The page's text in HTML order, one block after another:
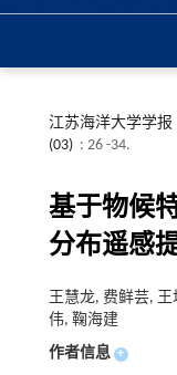
江苏海洋大学学报
(03) : 26 -34.
基于物候
分布遥感
王慧龙, 费鲜芸,
伟, 鞠海建
作者信息 +